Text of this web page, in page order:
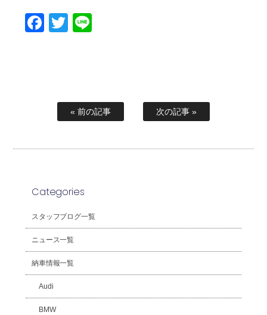
Facebook
Twitter
« 前の記事 次の記事 »
Categories
スタッフブログ一覧
ニュース一覧
納車情報一覧
Audi
BMW